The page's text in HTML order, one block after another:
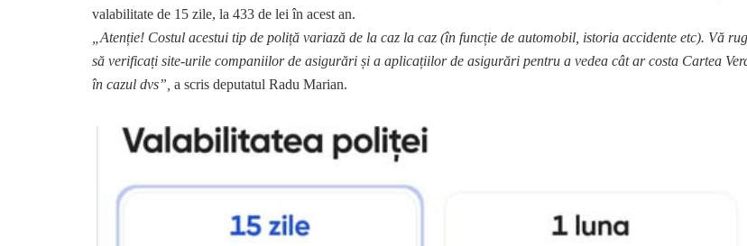
valabilitate de 15 zile, la 433 de lei în acest an.
„Atenție! Costul acestui tip de poliță variază de la caz la caz (în funcție de automobil, istoria accidente etc). Vă
să verificați site-urile companiilor de asigurări și a aplicațiilor de asigurări pentru a vedea cât ar costa Cartea
în cazul dvs”, a scris deputatul Radu Marian.